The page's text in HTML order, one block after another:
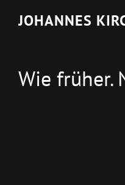
JOHANNES
Wie früher.